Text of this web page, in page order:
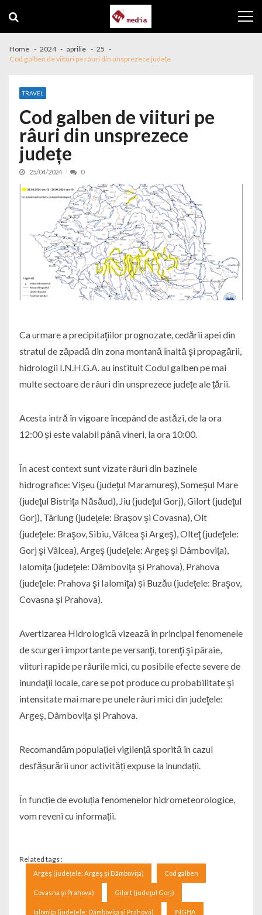
Home 2024 aprilie
25
Cod galben de viituri pe râuri din unsprezece județe
TRAVEL
Cod galben de viituri pe
râuri din unsprezece
județe
25/04/2024 0
Ca urmare a precipitaţiilor prognozate, cedării apei din
stratul de zăpadă din zona montană ȋnaltă şi propagării,
hidrologii I.N.H.G.A. au instituit Codul galben pe mai
multe sectoare de râuri din unsprezece județe ale țării.
Acesta intră în vigoare începând de astăzi, de la ora
12:00 și este valabil până vineri, la ora 10:00.
În acest context sunt vizate râuri din bazinele
hidrografice: Vişeu (judeţul Maramureş), Someşul Mare
(judeţul Bistriţa Năsăud), Jiu (judeţul Gorj), Gilort (judeţul
Gorj), Târlung (judeţele: Braşov şi Covasna), Olt
(judeţele: Braşov, Sibiu, Vâlcea şi Argeş), Olteţ (judeţele:
Gorj şi Vâlcea), Argeş (judeţele: Argeş şi Dâmboviţa),
Ialomiţa (judeţele: Dâmboviţa şi Prahova), Prahova
(judeţele: Prahova şi Ialomiţa) și Buzău (judeţele: Braşov,
Covasna şi Prahova).
Avertizarea Hidrologică vizează în principal fenomenele
de scurgeri importante pe versanţi, torenţi şi pâraie,
viituri rapide pe râurile mici, cu posibile efecte severe de
inundaţii locale, care se pot produce cu probabilitate şi
intensitate mai mare pe unele râuri mici din judeţele:
Argeş, Dâmboviţa şi Prahova.
Recomandăm populației vigilență sporită în cazul
desfășurării unor activități expuse la inundații.
În funcție de evoluția fenomenelor hidrometeorologice,
vom reveni cu informații.
Related tags :
Argeş (judeţele: Argeş şi Dâmboviţa) Cod galben
Covasna şi Prahova) Gilort (judeţul Gorj)
Ialomiţa (judeţele: Dâmboviţa şi Prahova) INGHA